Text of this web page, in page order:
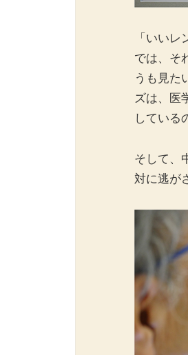
「いい
では、そ
うも見た
ズは、医
している
そして、
対に逃が